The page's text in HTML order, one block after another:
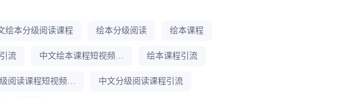
巧、周三绘本推荐、周五学员展示等。建立素材库，平时注意
看习惯，这样才能持续吸引新用户。
绘本分级阅读课程 绘本分级阅读 绘本课程
流 中文绘本课程短视频引流 绘本课程引流
分级阅读课程短视频引流 中文分级阅读课程引流